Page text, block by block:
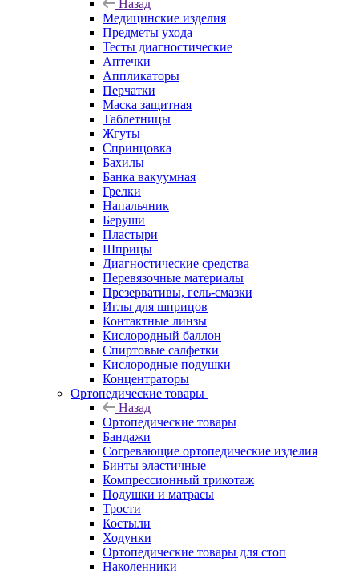
Назад
Медицинские изделия
Предметы ухода
Тесты диагностические
Аптечки
Аппликаторы
Перчатки
Маска защитная
Таблетницы
Жгуты
Спринцовка
Бахилы
Банка вакуумная
Грелки
Напальчник
Беруши
Пластыри
Шприцы
Диагностические средства
Перевязочные материалы
Презервативы, гель-смазки
Иглы для шприцов
Контактные линзы
Кислородный баллон
Спиртовые салфетки
Кислородные подушки
Концентраторы
Ортопедические товары
Назад
Ортопедические товары
Бандажи
Согревающие ортопедические изделия
Бинты эластичные
Компрессионный трикотаж
Подушки и матрасы
Трости
Костыли
Ходунки
Ортопедические товары для стоп
Наколенники